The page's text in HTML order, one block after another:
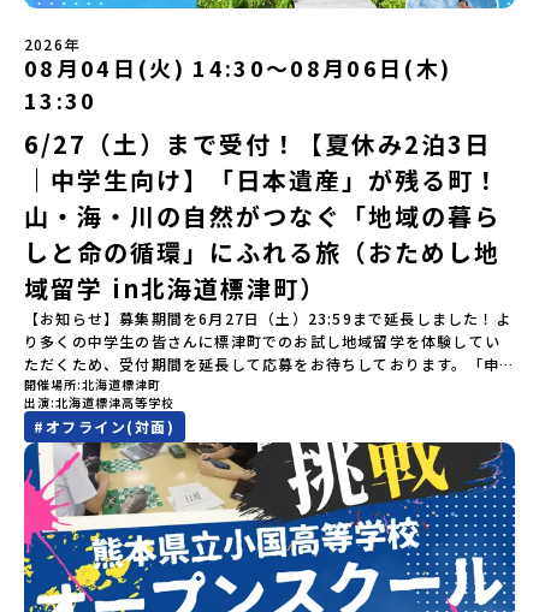
にご回答いただけない場合は、当選を取り消しとさせていただきま
す。当選取り消しがあった場合は、繰り上げ当選者へご連絡させて
いただきます。登録メールアドレスの変更をご希望の場合は下記の
地域みらい留学公式LINEよりご連絡をお願いします。※受信制限設
定をしていると、通知メールをお受け取りいただけません。その場
合は、「@miratabi.jp」からのメールを受信できるよう設定をお願
いいたします。※結果に関する個別のお問合せにはお答えしており
ませんので、ご了承ください。・お申し込みについてお申込はお一
人様1回限りです。PC・スマートフォンからお申込ください。申込
後の内容変更はできません。お申込時は、メールアドレスの入力間
違いにご注意ください。・宿泊について１室に複数(同性2～4名程
度)で宿泊いただく予定です。・食事アレルギー対応について個別の
詳細なアレルギー対応希望にはお応えしかねる場合がございます。
対応が必要な場合は必ず事前にご相談ください。・参加取消や急遽
参加できなくなった場合について参加決定後の参加お取り消しはご
遠慮下さい。やむを得ないお取り消しの場合はお早めに事務局まで
ご連絡ください。・キャンセルポリシーやむを得ない参加お取り消
しの場合、以下のルールに沿って対応させていただきます。ご了承
ください。プログラム開催日の前日＜7月17日＞から、【キャンセル
のご連絡日：お支払いいただく旅行代金】・21日目にあたる日以
前：無料・20日目-8日目：20％・7日目-2日目：30％・プログラム
開始日の前日：40％・プログラム開始日当日：50％・ご連絡無しで
の不参加またはプログラム開始後の解除：100％・催行中止について
天候などの状況等によって開催を見合わせる可能性があります。そ
の場合は原則、開催日1週間前までにご連絡いたします。又、最少催
間】申込期間が延長になりました！5月7日(木)12：00 から 6月4日
(木) 12：00まで疑問も不安もワクワクに変える！「おためし地域留
学」ステップアップ説明会プログラムの内容を詳しく知りたい方
を行います。知りたい情報のレベルに合わせて、以下の2つのステッ
プをご活用ください。【STEP 1】全体オンライン説明会（アーカイ
ブ動画を公開中！）〜まずは「おためし地域留学」を知りたい方
へ〜日本全国20以上の地域から選んで参加できる「おためし地域留
学」の全体像や魅力について、説明会を開催しました。中学生一人
での参加にあたり、保護者様が特に気になる「安全面」や「事務局
のサポート体制」についても詳しく解説しています。ぜひ、ご自宅
からお気軽にご視聴ください。🎬 [アーカイブ動画を視聴す
る]YouTube：https://youtu.be/Yt8nd04aNgA?
si=e5erbspvwz5O8_uF 【STEP 2】大樹町プログラム説明会〜
「大樹町」の内容を具体的に深掘りしたい方へ〜全体説明を聞いた
うえで、「大樹町では具体的に何をするの？」「どんな町なの？」
という疑問にお答えする説明会です。大樹町ならではの豊かな文化
や、2泊3日のプログラムの中身をたっぷりとお伝えします。日
時： 5月13日(水) 19：00〜19：40内 容： 大樹町ってどんなとこ
ろ？プログラム詳細解説、質疑応答お申し込み：https://c-
mirai.jp/events/002112お気軽にどうぞ！「はじめての一人旅だ
けど大丈夫？」「どんな体験ができるの？」そんな保護者様の不安
や、中学生のみなさんの素朴な疑問にスタッフが直接お答えしま
す。チャットでの質問も可能ですので、ぜひご自宅からリラックス
してご参加ください。▼お申し込み前に必ずご確認ください・参加
（月）〜 8月5日（水）※参加が確定した方には7月7日(火) 18:30-
20:00に「参加者向け事前オンライン会」をご案内する予定です。必
ず参加をお願いします。【集合場所・時間】出水駅 8月3日(月)
13:30 集合【解散場所・時間】出水駅 8月5日(水) 12:00 解散【対
象】中学生2～3年生【宿泊先】現在調整中※1室に複数名(同性)で宿
泊いただく予定です。【旅行代金】無料※旅行代金に含まれる費用
のうち、以下の内容が無料となります：・宿泊費（2泊分）・プログ
ラム内のアクティビティ・体験費用・一部の食事代*以下の費用は参
加者のご負担となります・集合場所までの往復交通費・お土産代や
自由時間の個人飲食費などの個人的費用【募集人数】最大10名（お
申し込み多数の場合は抽選の上決定）【参加者決定】お申し込み多
数の場合は、締め切り後1週間を目途に当落結果をご連絡いたしま
す。【申し込み受付期間】6月1日(月)12：00 から 6月15日(月)
12：00まで疑問も不安もワクワクに変える！「おためし地域留学」
ステップアップ説明会プログラムの内容を詳しく知りたい方や、お
申し込みを迷われている方向けにZoomでのオンライン配信を行い
ます。知りたい情報のレベルに合わせて、以下の2つのステップをご
活用ください。【STEP 1】全体オンライン説明会（アーカイブ動画
を公開中！）〜まずは「おためし地域留学」を知りたい方へ〜日本
全国20以上の地域から選んで参加できる「おためし地域留学」の全
体像や魅力について、説明会を開催しました。中学生一人での参加
にあたり、保護者様が特に気になる「安全面」や「事務局のサポー
ト体制」についても詳しく解説しています。ぜひ、ご自宅からお気
軽にご視聴ください。🎬 [アーカイブ動画を視聴する]YouTube：
https://youtu.be/Yt8nd04aNgA?si=e5erbspvwz5O8_uF
ではスタッフがしっかりとサポートいたします。今回のフィールド
は「岩手県八幡平市（はちまんたいし）」岩手県八幡平市（はちま
んたいし）は北西部にあり、秋田県との県境にある自然豊かな町で
す。町の約83％は「森林」！標高1,000mを超える山岳地帯や高原
もあり緑が豊かな大自然を感じることができ、新緑、山菜の春、花
の夏、紅葉の秋、スキーや樹氷の冬と四季ごとに美しい景色を見る
ことのできるユニークな町です。「十和田八幡平（とわだはちまん
たい）国立公園」では登山やトレッキング、「安比高原（あっぴこ
うげん）スキー場」は日本国内最大級のスキーリゾートとして有名
で、一年中自然アクティビティを楽しむことができます！そして八
幡平市にある「松川地熱発電所」は、日本で初めて「地球のチカラ
を電気に変えた」場所！八幡平の地下からわき出す蒸気をそのまま
電気に変える「地球・自然にやさしい最先端のエネルギー」を生み
出す挑戦をしてきた町です。今回のプログラムでは、この松川地熱
発電所から吹き出す地熱蒸気を使った「アート体験」をすることが
できます。世界でここだけ！地球のチカラを使った幻想的なグラデ
ーションのアートづくりをぜひ体験してみてください！さらに八幡
平市は自然（山）の恵みを生かした料理がとても美味しい地域で
す。みなさんの地元の味とは違う「岩手の郷土料理」を味わって楽
しんでください🎵今回はこの大自然や文化が魅力的な八幡平市で、
日本全国から集まる中学生や「平舘（たいらだて）高校」の高校生
と一緒にさまざまなアクティビティを体験していただきます。他に
はないスペシャルな魅力がギュッと詰まった岩手県八幡平市で五感
を使いながら、まちの魅力を一緒に探究してみませんか？地域と一
体になり「開拓者精神」を育む！「平舘（たいらだて）高校」と
は？今回のプログラムを一緒に過ごしてくれる高校生は「平舘（た
2026年
08月04日(火) 14:30〜08月06日(木)
13:30
6/27（土）まで受付！【夏休み2泊3日
｜中学生向け】「日本遺産」が残る町！
山・海・川の自然がつなぐ「地域の暮ら
しと命の循環」にふれる旅（おためし地
域留学 in北海道標津町）
【お知らせ】募集期間を6月27日（土）23:59まで延長しました！よ
り多くの中学生の皆さんに標津町でのお試し地域留学を体験してい
ただくため、受付期間を延長して応募をお待ちしております。「申
し込みのタイミングを逃してしまった」という方も、この機会にぜ
ひ一歩踏み出してみませんか？※都合により締め切りを早める場合
がございます。お早目にご応募ください！-------奨学金のお知らせ-
------＼返還不要・3年間最大72万／💡北海道の高校留学に【毎月2
万円】の給付型奨学金～夢に向かって一歩踏み出す、あなたの未来
を応援！～ 詳細・条件はこちらから-----------------------------
----＜体験費・宿泊費が無料！＞一万年前から続く自然と人の暮らし
が今も残る町！広大な自然と生き物とともに生きる豊かさに触れ、
まちの暮らしを一緒に体験してみませんか？「地元以外の地域の暮
らしが気になる。いつか留学してみたい！」「大自然と生き物が好
開催場所 北海道標津町
出演 北海道標津高等学校
#オフライン(対面)